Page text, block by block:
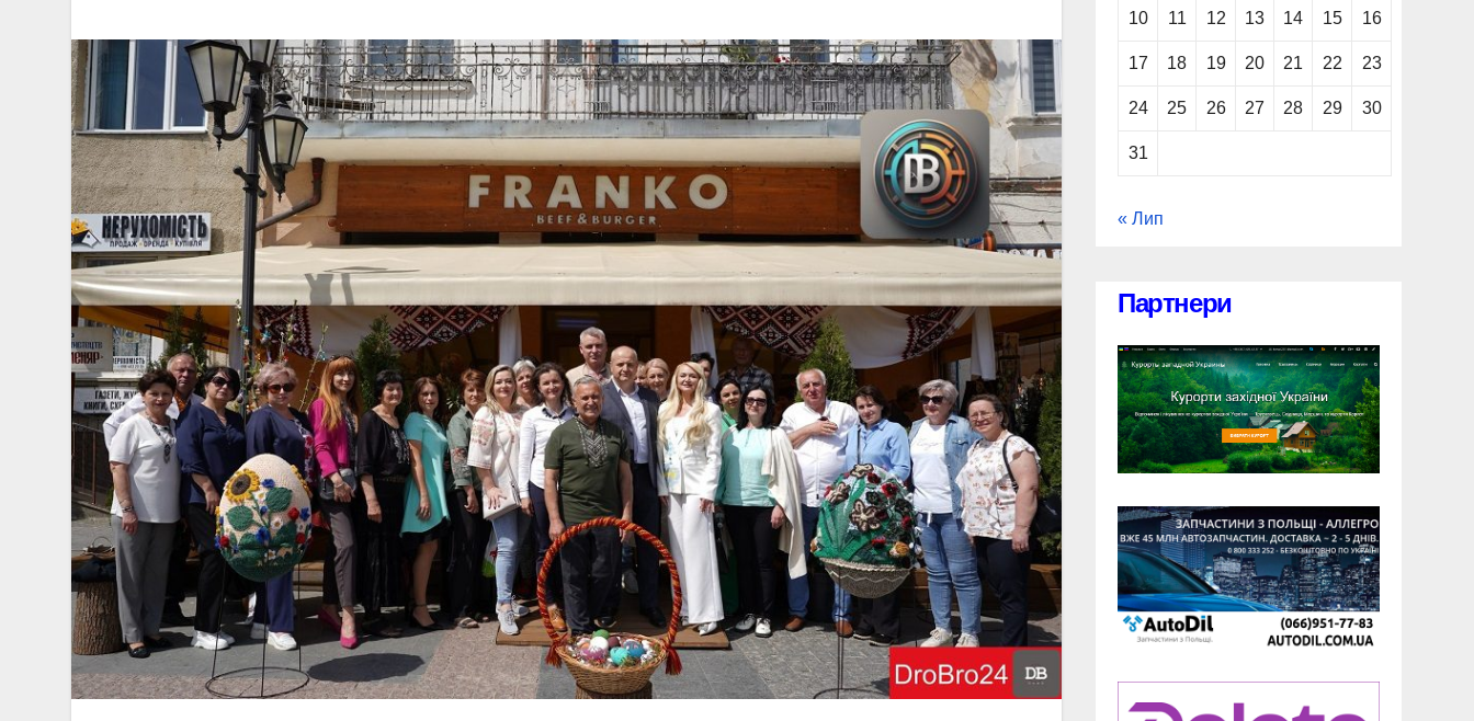
10 11 12 13 14 15 16
17 18 19 20 21 22 23
24 25 26 27 28 29 30
31
« Лип
Партнери